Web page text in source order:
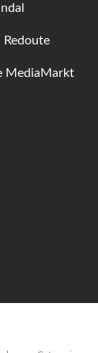
Redoute
MediaMarkt